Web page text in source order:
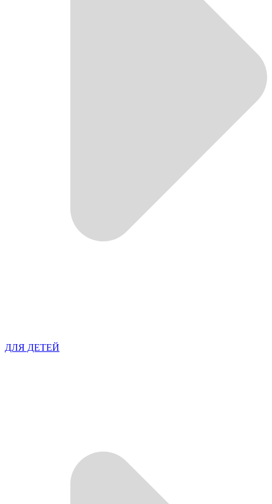
ДЛЯ ДЕТЕЙ